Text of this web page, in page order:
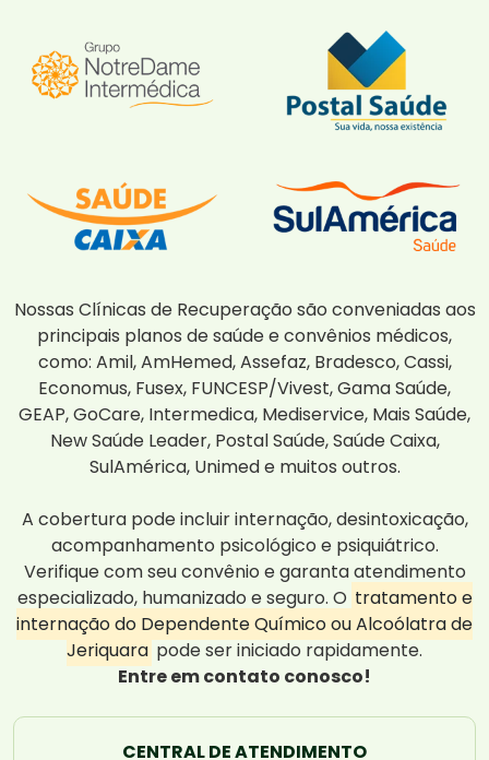
Nossas Clínicas de Recuperação são conveniadas aos
principais planos de saúde e convênios médicos,
como: Amil, AmHemed, Assefaz, Bradesco, Cassi,
Economus, Fusex, FUNCESP/Vivest, Gama Saúde,
GEAP, GoCare, Intermedica, Mediservice, Mais Saúde,
New Saúde Leader, Postal Saúde, Saúde Caixa,
SulAmérica, Unimed e muitos outros.
A cobertura pode incluir internação, desintoxicação,
acompanhamento psicológico e psiquiátrico.
Verifique com seu convênio e garanta atendimento
especializado, humanizado e seguro. O tratamento e
internação do Dependente Químico ou Alcoólatra de
Jeriquara pode ser iniciado rapidamente.
Entre em contato conosco!
CENTRAL DE ATENDIMENTO